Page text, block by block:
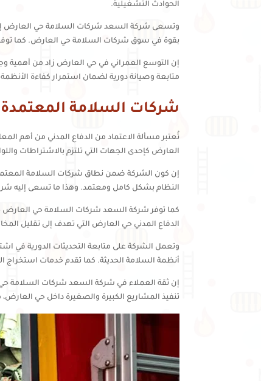
الحوادث التشغيلية.
وتسعى شركة السعد شركات السلامة حي العارض
بقوة في سوق شركات السلامة حي العارض. كما
إن التوسع العمراني في حي العارض زاد من أهمية
متابعة وصيانة دورية لضمان استمرار كفاءة
شركات السلامة
تُعتبر مسألة الاعتماد من الدفاع المدني من أهم
العارض كإحدى الجهات التي تلتزم بالاشتراطات
إن كون الشركة ضمن نطاق شركات السلامة المعتمدة
النظام بشكل كامل ومعتمد. وهذا ما تسعى إليه
كما توفر شركة السعد شركات السلامة حي العارض
الدفاع المدني حي العارض التي تهدف إلى تقليل
وتعمل الشركة على متابعة التحديثات الدورية في
أنظمة السلامة الحديثة. كما تقدم خدمات استخراج
إن ثقة العملاء في شركة السعد شركات السلامة حي
تنفيذ المشاريع الكبيرة والصغيرة داخل حي